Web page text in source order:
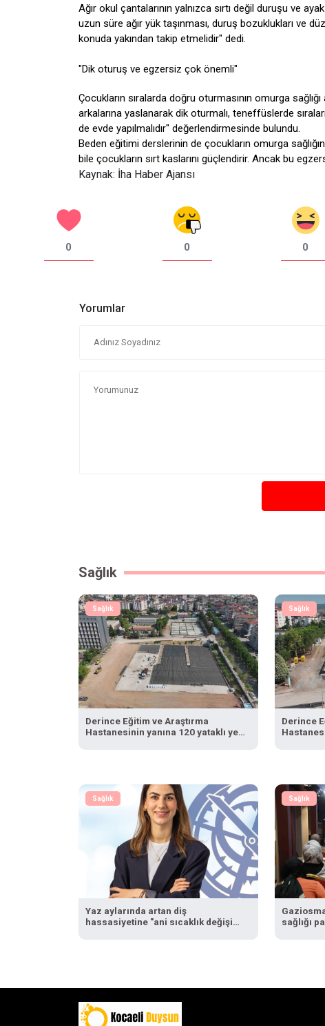
Ağır okul çantalarının yalnızca sırtı değil duruşu ve
uzun süre ağır yük taşınması, duruş bozuklukları ve
konuda yakından takip etmelidir" dedi.
"Dik oturuş ve egzersiz çok önemli"
Çocukların sıralarda doğru oturmasının omurga
arkalarına yaslanarak dik oturmalı, teneffüslerde
de evde yapılmalıdır" değerlendirmesinde bulundu.
Beden eğitimi derslerinin de çocukların omurga
bile çocukların sırt kaslarını güçlendirir. Ancak bu
Kaynak: İha Haber Ajansı
0 0 0
Yorumlar
Sağlık
Sağlık
Derince Eğitim ve Araştırma
Hastanesinin yanına 120 yataklı yeni
Sağlık
Derince
Sağlık
Yaz aylarında artan diş
hassasiyetine "ani sıcaklık değişimi"
Sağlık
sağlığı